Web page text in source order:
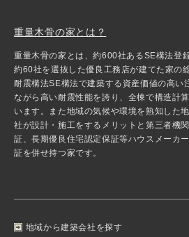
重量木骨の家とは？
重量木骨の家とは、約600社あるSE構法登
約60社を選抜した優良工務店が建てた家の
耐震構法SE構法で建築する資産価値の高い
ながら高い耐震性能を誇り、全棟で構造計
います。また地域の気候や環境を熟知した
社が設計・施工をするメリットと第三者機
証、長期優良住宅認定保証等ハウスメーカ
証を併せ持つ家です。
地域から建築会社を探す